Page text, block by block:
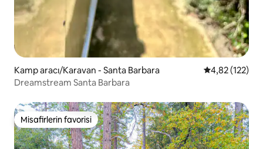
Kamp aracı/Karavan - Santa Barbara 5 üzerinden
4,82 (122)
Dreamstream Santa Barbara
Misafirlerin favorisi
Misafirlerin favorisi